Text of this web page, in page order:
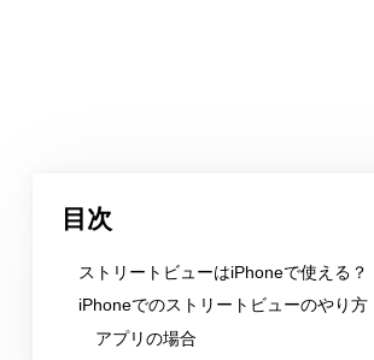
目次
ストリートビューはiPhoneで使える？
iPhoneでのストリートビューのやり方
アプリの場合